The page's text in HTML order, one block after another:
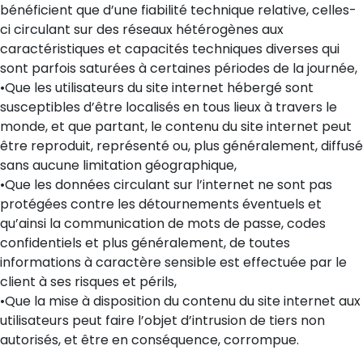
bénéficient que d’une fiabilité technique relative, celles-
ci circulant sur des réseaux hétérogènes aux
caractéristiques et capacités techniques diverses qui
sont parfois saturées à certaines périodes de la journée,
•Que les utilisateurs du site internet hébergé sont
susceptibles d’être localisés en tous lieux à travers le
monde, et que partant, le contenu du site internet peut
être reproduit, représenté ou, plus généralement, diffusé
sans aucune limitation géographique,
•Que les données circulant sur l’internet ne sont pas
protégées contre les détournements éventuels et
qu’ainsi la communication de mots de passe, codes
confidentiels et plus généralement, de toutes
informations à caractère sensible est effectuée par le
client à ses risques et périls,
•Que la mise à disposition du contenu du site internet aux
utilisateurs peut faire l’objet d’intrusion de tiers non
autorisés, et être en conséquence, corrompue.